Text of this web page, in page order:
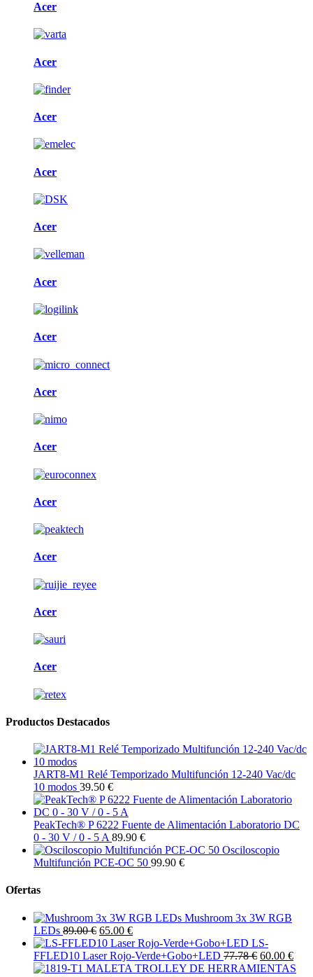
Acer
Acer
Acer
Acer
Acer
Acer
Acer
Acer
Acer
Acer
Acer
Acer
Acer
Productos Destacados
JART8-M1 Relé Temporizado Multifunción 12-240 Vac/dc
10 modos 39.50 €
PeakTech® P 6222 Fuente de Alimentación Laboratorio DC
0 - 30 V / 0 - 5 A 89.90 €
Osciloscopio
Multifunción PCE-OC 50 99.90 €
Ofertas
Mushroom 3x 3W RGB
LEDs 89.00 € 65.00 €
LS-
FFLED10 Laser Rojo-Verde+Gobo+LED 77.78 € 60.00 €